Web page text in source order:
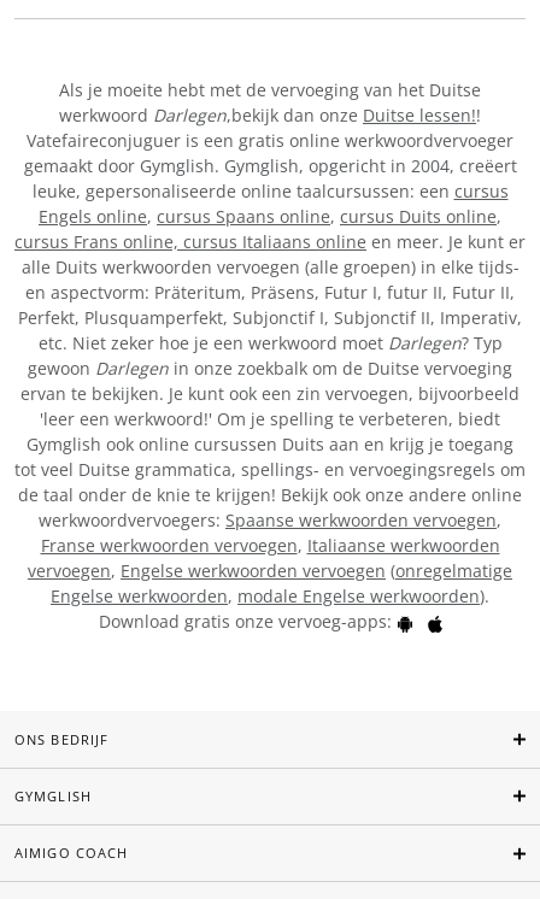
Als je moeite hebt met de vervoeging van het Duitse
werkwoord Darlegen,bekijk dan onze Duitse lessen!!
Vatefaireconjuguer is een gratis online werkwoordvervoeger
gemaakt door Gymglish. Gymglish, opgericht in 2004, creëert
leuke, gepersonaliseerde online taalcursussen: een cursus
Engels online, cursus Spaans online, cursus Duits online,
cursus Frans online, cursus Italiaans online en meer. Je kunt er
alle Duits werkwoorden vervoegen (alle groepen) in elke tijds-
en aspectvorm: Präteritum, Präsens, Futur I, futur II, Futur II,
Perfekt, Plusquamperfekt, Subjonctif I, Subjonctif II, Imperativ,
etc. Niet zeker hoe je een werkwoord moet Darlegen? Typ
gewoon Darlegen in onze zoekbalk om de Duitse vervoeging
ervan te bekijken. Je kunt ook een zin vervoegen, bijvoorbeeld
'leer een werkwoord!' Om je spelling te verbeteren, biedt
Gymglish ook online cursussen Duits aan en krijg je toegang
tot veel Duitse grammatica, spellings- en vervoegingsregels om
de taal onder de knie te krijgen! Bekijk ook onze andere online
werkwoordvervoegers: Spaanse werkwoorden vervoegen,
Franse werkwoorden vervoegen, Italiaanse werkwoorden
vervoegen, Engelse werkwoorden vervoegen (onregelmatige
Engelse werkwoorden, modale Engelse werkwoorden).
Download gratis onze vervoeg-apps:
ONS BEDRIJF
GYMGLISH
AIMIGO COACH